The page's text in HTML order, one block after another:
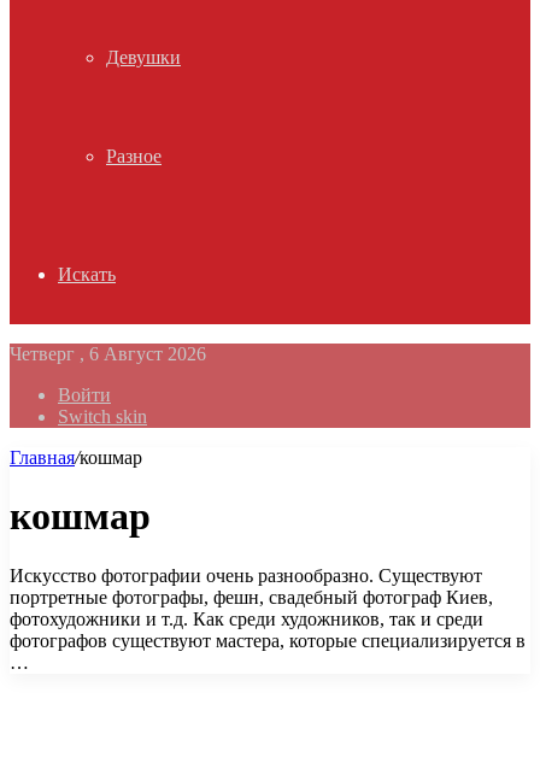
Девушки
Разное
Искать
Четверг , 6 Август 2026
Войти
Switch skin
Главная/кошмар
кошмар
Искусство фотографии очень разнообразно. Существуют
портретные фотографы, фешн, свадебный фотограф Киев,
фотохудожники и т.д. Как среди художников, так и среди
фотографов существуют мастера, которые специализируется в
…